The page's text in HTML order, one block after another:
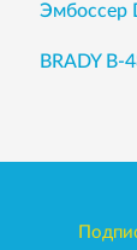
Эмбоссер
BRADY B-